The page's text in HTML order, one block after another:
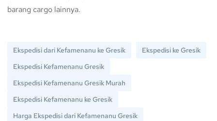
barang cargo lainnya.
Ekspedisi dari Kefamenanu ke Gresik
Ekspedisi ke Gresik
Ekspedisi Kefamenanu Gresik
Ekspedisi Kefamenanu Gresik Murah
Ekspedisi Kefamenanu ke Gresik
Harga Ekspedisi dari Kefamenanu Gresik